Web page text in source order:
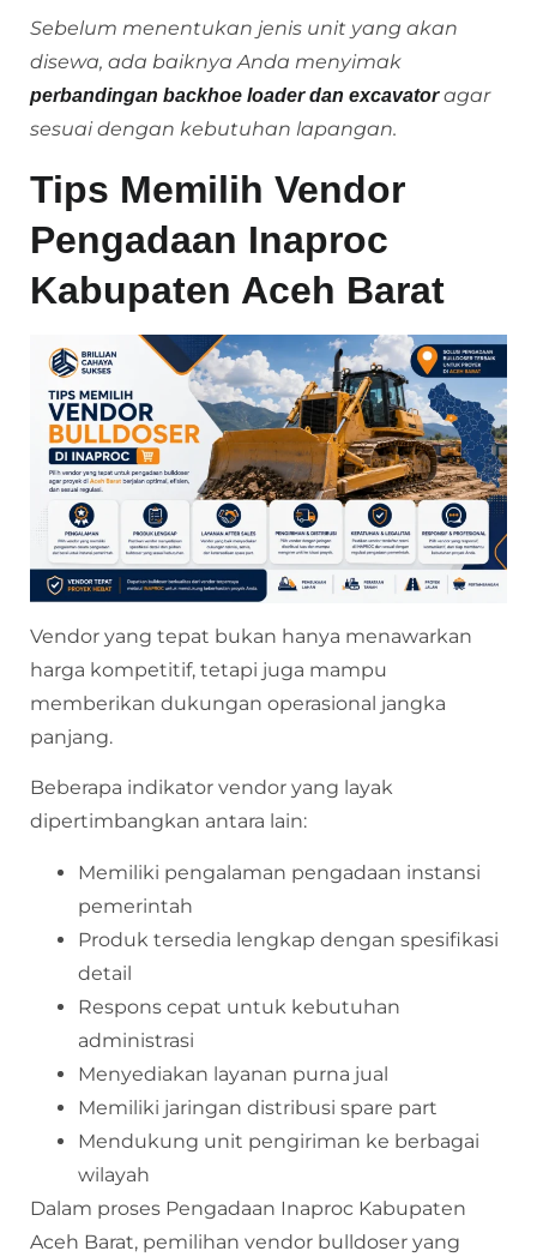
Sebelum menentukan jenis unit yang akan
disewa, ada baiknya Anda menyimak
perbandingan backhoe loader dan excavatoragar
sesuai dengan kebutuhan lapangan.
Tips Memilih Vendor
Pengadaan Inaproc
Kabupaten Aceh Barat
Vendor yang tepat bukan hanya menawarkan
harga kompetitif, tetapi juga mampu
memberikan dukungan operasional jangka
panjang.
Beberapa indikator vendor yang layak
dipertimbangkan antara lain:
Memiliki pengalaman pengadaan instansi
pemerintah
Produk tersedia lengkap dengan spesifikasi
detail
Respons cepat untuk kebutuhan
administrasi
Menyediakan layanan purna jual
Memiliki jaringan distribusi spare part
Mendukung unit pengiriman ke berbagai
wilayah
Dalam proses Pengadaan Inaproc Kabupaten
Aceh Barat, pemilihan vendor bulldoser yang